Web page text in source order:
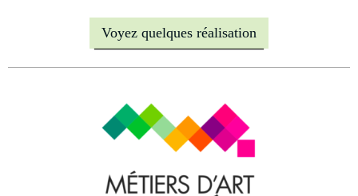
Voyez quelques réalisation